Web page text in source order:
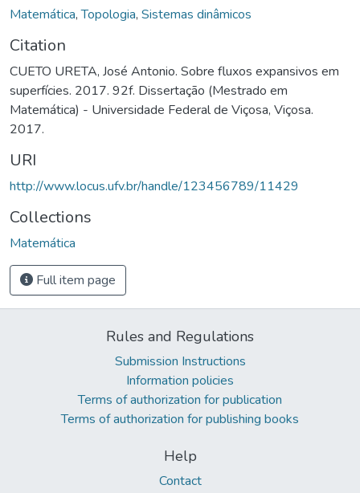
Matemática,Topologia, Sistemas dinâmicos
Citation
CUETO URETA, José Antonio. Sobre fluxos expansivos em
superfícies. 2017. 92f. Dissertação (Mestrado em
Matemática) - Universidade Federal de Viçosa, Viçosa.
2017.
URI
http://www.locus.ufv.br/handle/123456789/11429
Collections
Matemática
Full item page
Rules and Regulations
Submission Instructions
Information policies
Terms of authorization for publication
Terms of authorization for publishing books
Help
Contact